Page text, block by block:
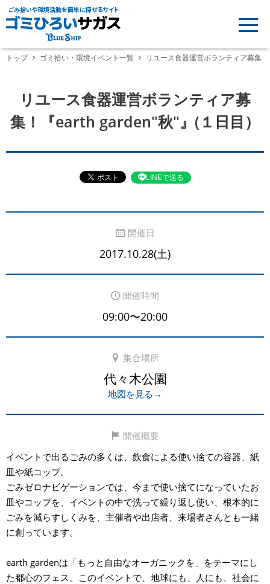
ごみ拾いや環境活動を簡単に探せるサイト
トップ ゴミ拾い・環境イベント一覧 リユース食器運営ボランティア募集
リユース食器運営ボランティア募
集！『earth garden"秋"』(１日目）
LINEで送る
開催日
2017.10.28(土)
開催時間
09:00〜20:00
集合場所
代々木公園
地図を見る→
開催概要
イベントで出るごみの多くは、飲食による使い捨ての容器、紙
皿や紙コップ。
ごみゼロナビゲーションでは、今まで使い捨てになっていたお
皿やコップを、イベントの中で洗って繰り返し使い、根本的に
ごみを減らすしくみを、主催者や出店者、来場者さんとも一緒
に創っています。
earth gardenは「もっと自由なオーガニックを」をテーマにし
た都心のフェス。このイベントで、地球にも、人にも、社会に